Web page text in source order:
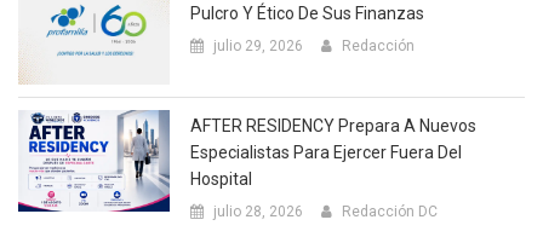
Pulcro Y Ético De Sus Finanzas
julio 29, 2026 Redacción
AFTER RESIDENCY Prepara A Nuevos
Especialistas Para Ejercer Fuera Del
Hospital
julio 28, 2026 Redacción DC